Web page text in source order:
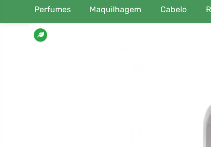
Perfumes Maquilhagem Cabelo